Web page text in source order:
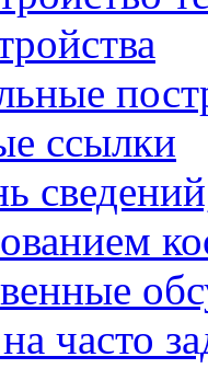
ссылки
часто